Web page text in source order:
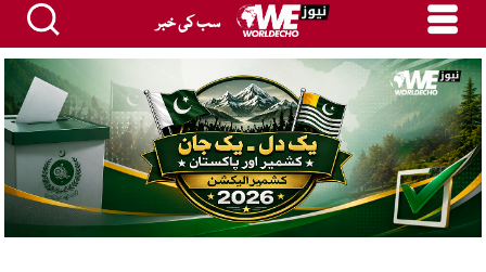
سب کی خبر